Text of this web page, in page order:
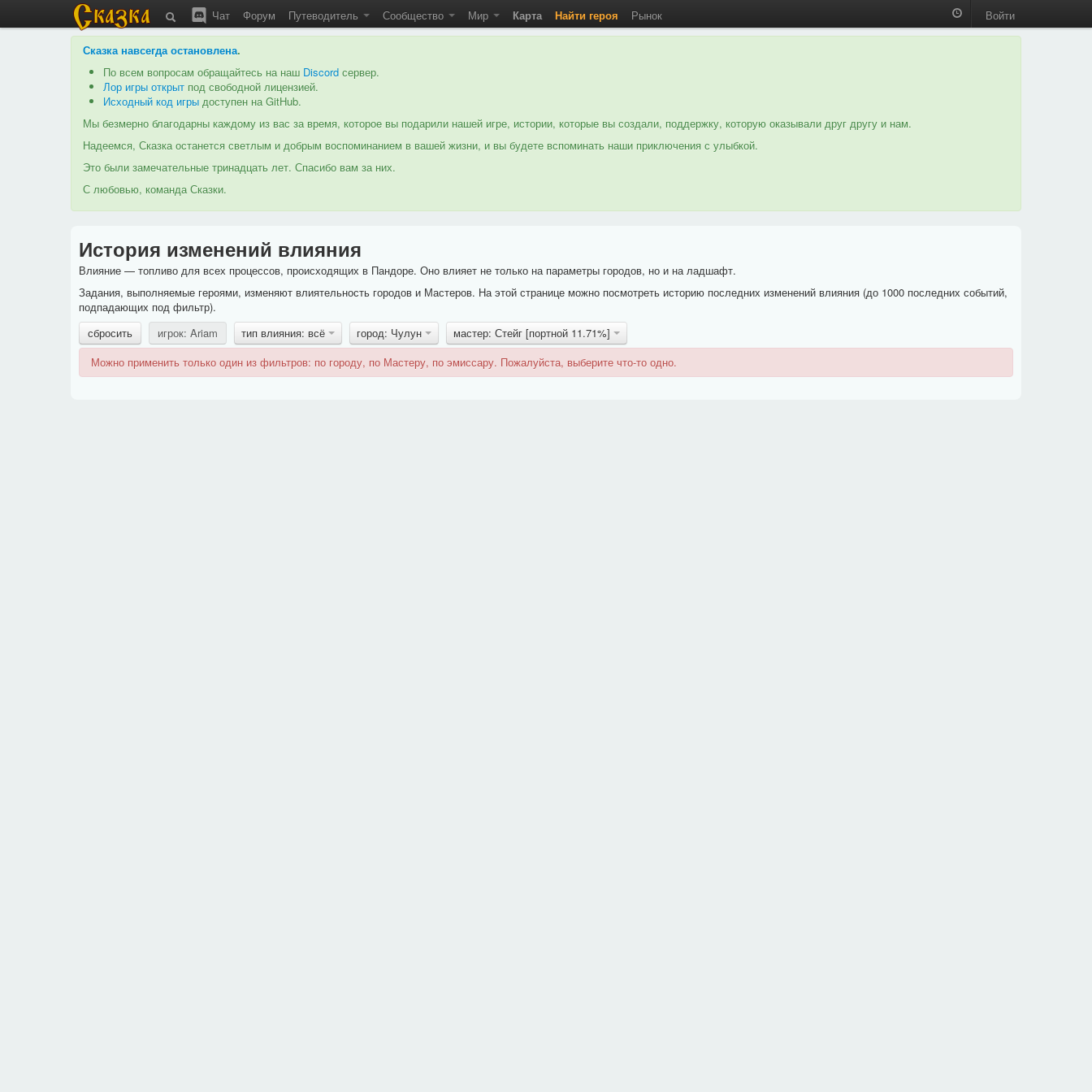
Чат Форум Путеводитель Сообщество Мир Карта Найти героя Рынок Войти
Сказка навсегда остановлена.
По всем вопросам обращайтесь на наш Discord сервер.
Лор игры открыт под свободной лицензией.
Исходный код игры доступен на GitHub.
Мы безмерно благодарны каждому из вас за время, которое вы подарили нашей игре, истории, которые вы создали, поддержку, которую оказывали друг другу и нам.
Надеемся, Сказка останется светлым и добрым воспоминанием в вашей жизни, и вы будете вспоминать наши приключения с улыбкой.
Это были замечательные тринадцать лет. Спасибо вам за них.
С любовью, команда Сказки.
История изменений влияния
Влияние — топливо для всех процессов, происходящих в Пандоре. Оно влияет не только на параметры городов, но и на ладшафт.
Задания, выполняемые героями, изменяют влиятельность городов и Мастеров. На этой странице можно посмотреть историю последних изменений влияния (до 1000 последних событий,
подпадающих под фильтр).
сбросить
игрок: Ariam тип влияния: всё город: Чулун
мастер: Стейг [портной 11.71%]
Можно применить только один из фильтров: по городу, по Мастеру, по эмиссару. Пожалуйста, выберите что-то одно.